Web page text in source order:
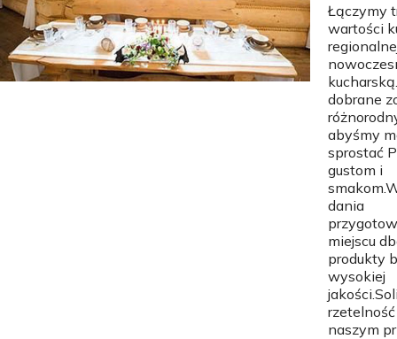
Łączymy
wartości
dobrane
abyśmy
sprostać
gustom i
dania
miejscu
produkty
wysokiej
naszym